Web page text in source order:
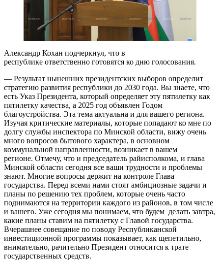
Александр Кохан подчеркнул, что в
республике ответственно готовятся ко дню голосования.
— Результат нынешних президентских выборов определит
стратегию развития республики до 2030 года. Вы знаете, что
есть Указ Президента, который определяет эту пятилетку как
пятилетку качества, а 2025 год объявлен Годом
благоустройства. Эта тема актуальна и для вашего региона.
Изучая критические материалы, которые попадают ко мне по
долгу службы инспектора по Минской области, вижу очень
много вопросов бытового характера, в основном
коммунальной направленности, возникает в вашем
регионе. Отмечу, что и председатель райисполкома, и глава
Минской области сегодня все ваши трудности и проблемы
знают. Многие вопросы держит на контроле Глава
государства. Перед всеми нами стоят амбициозные задачи и
планы по решению тех проблем, которые очень часто
поднимаются на территории каждого из районов, в том числе
и вашего. Уже сегодня мы понимаем, что будем делать завтра,
какие планы ставим на пятилетку с Главой государства.
Вчерашнее совещание по поводу Республиканской
инвестиционной программы показывает, как щепетильно,
внимательно, рачительно Президент относится к трате
государственных средств.